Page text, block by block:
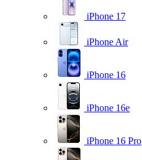
iPhone 17
iPhone Air
iPhone 16
iPhone 16e
iPhone 16 Pro